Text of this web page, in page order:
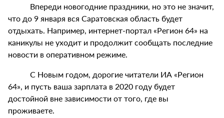
Впереди новогодние праздники, но это не значит,
что до 9 января вся Саратовская область будет
отдыхать. Например, интернет-портал «Регион 64» на
каникулы не уходит и продолжит сообщать последние
новости в оперативном режиме.
С Новым годом, дорогие читатели ИА «Регион
64», и пусть ваша зарплата в 2020 году будет
достойной вне зависимости от того, где вы
проживаете.